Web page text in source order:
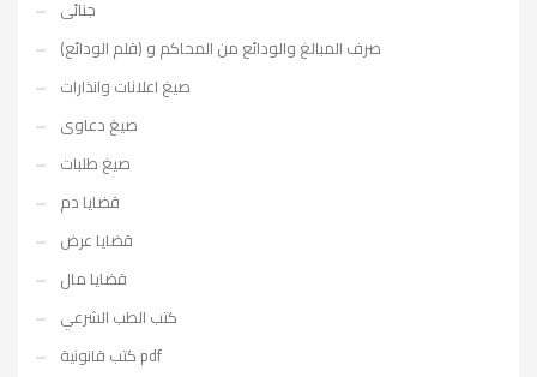
جنائى
صرف المبالغ والودائع من المحاكم و (قلم الودائع)
صيغ اعلانات وانذارات
صيغ دعاوى
صيغ طلبات
قضايا دم
قضايا عرض
قضايا مال
كتب الطب الشرعي
كتب قانونية pdf